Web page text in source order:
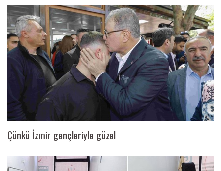
Çünkü İzmir gençleriyle güzel